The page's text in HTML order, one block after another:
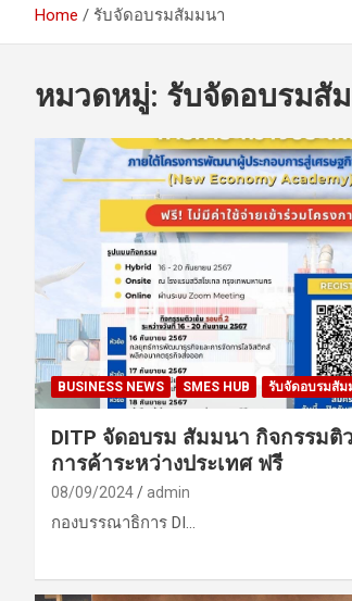
Home รับจัดอบรมสัมมนา
หมวดหมู่: รับจัดอบรมสั
BUSINESS NEWS SMES HUB รับจัดอบรมสัม
DITP จัดอบรม สัมมนา กิจกรรมติ
การค้าระหว่างประเทศ ฟรี
08/09/2024 admin
กองบรรณาธิการ DI…